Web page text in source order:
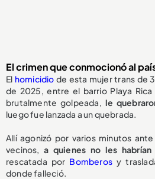
El crimen que conmocionó al
El homicidio de esta mujer trans de
de 2025, entre el barrio Playa
brutalmente golpeada, le
luego fue lanzada a un quebrada.
Allí agonizó por varios minutos
vecinos, a quienes no les
rescatada por Bomberos y
donde falleció.